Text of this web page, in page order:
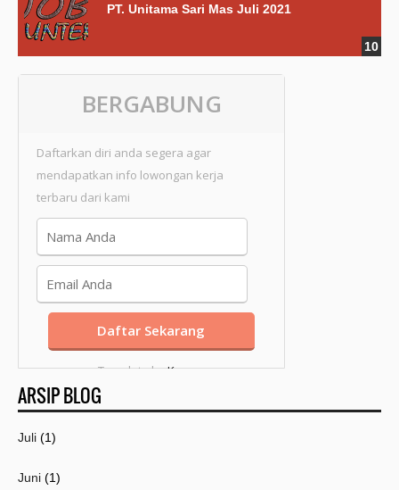
PT. Unitama Sari Mas Juli 2021
BERGABUNG
Daftarkan diri anda segera agar
mendapatkan info lowongan kerja
terbaru dari kami
Template byKang
Mousir
ARSIP BLOG
Juli (1)
Juni (1)